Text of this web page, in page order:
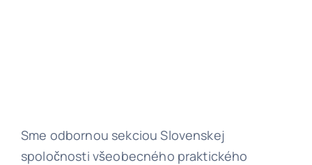
Sme odbornou sekciou Slovenskej
spoločnosti všeobecného praktického